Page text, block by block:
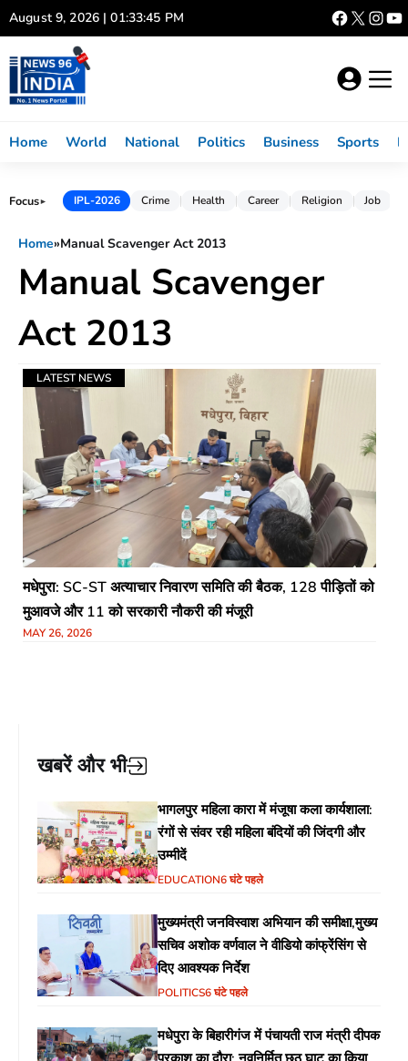
Skip
to
content
August 9, 2026 | 01:33:45 PM
Home World National Politics Business Sports
Focus► IPL-2026 Crime Health Career Religion Job
Home»Manual Scavenger Act 2013
Manual Scavenger
Act 2013
LATEST NEWS
मधेपुरा: SC-ST अत्याचार निवारण समिति की बैठक, 128 पीड़ितों को
मुआवजे और 11 को सरकारी नौकरी की मंजूरी
MAY 26, 2026
खबरें और भी
भागलपुर महिला कारा में मंजूषा कला कार्यशाला:
रंगों से संवर रही महिला बंदियों की जिंदगी और
उम्मीदें
EDUCATION6 घंटे पहले
मुख्यमंत्री जनविस्वाश अभियान की समीक्षा,मुख्य
सचिव अशोक वर्णवाल ने वीडियो कांफ्रेंसिंग से
दिए आवश्यक निर्देश
POLITICS6 घंटे पहले
मधेपुरा के बिहारीगंज में पंचायती राज मंत्री दीपक